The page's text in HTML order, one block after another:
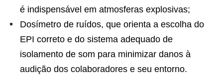
é indispensável em atmosferas explosivas;
Dosímetro de ruídos, que orienta a escolha do
EPI correto e do sistema adequado de
isolamento de som para minimizar danos à
audição dos colaboradores e seu entorno.